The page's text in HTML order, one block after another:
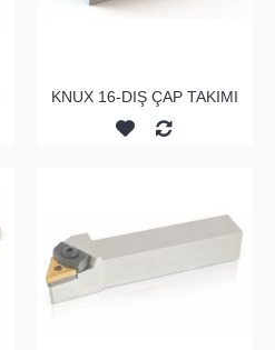
KNUX 16-DIŞ ÇAP TAKIMI